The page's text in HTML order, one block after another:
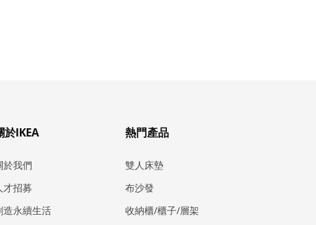
於IKEA
於我們
才招募
造永續生活
熱門產品
雙人床墊
布沙發
收納櫃/櫃子/層架